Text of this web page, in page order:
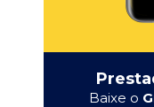
Baixe o